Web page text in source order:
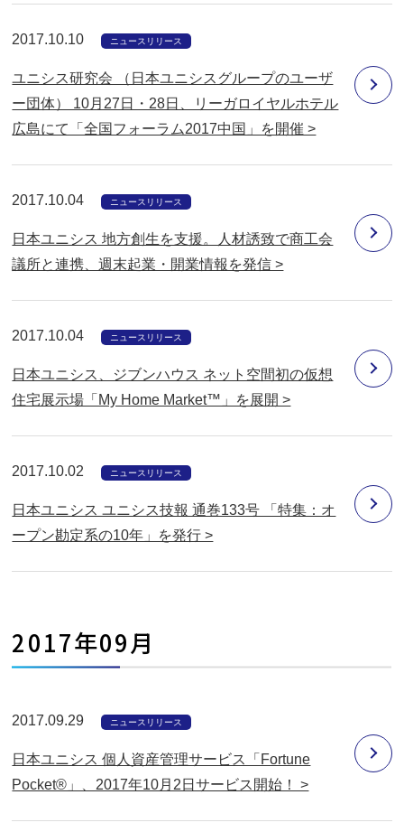
2017.10.10 ニュースリリース
ユニシス研究会 （日本ユニシスグループのユーザ
ー団体） 10月27日・28日、リーガロイヤルホテル
広島にて「全国フォーラム2017中国」を開催 >
2017.10.04 ニュースリリース
日本ユニシス 地方創生を支援。人材誘致で商工会
議所と連携、週末起業・開業情報を発信 >
2017.10.04 ニュースリリース
日本ユニシス、ジブンハウス ネット空間初の仮想
住宅展示場「My Home Market™」を展開 >
2017.10.02 ニュースリリース
日本ユニシス ユニシス技報 通巻133号 「特集：オ
ープン勘定系の10年」を発行 >
2017年09月
2017.09.29 ニュースリリース
日本ユニシス 個人資産管理サービス「Fortune
Pocket®」、2017年10月2日サービス開始！ >